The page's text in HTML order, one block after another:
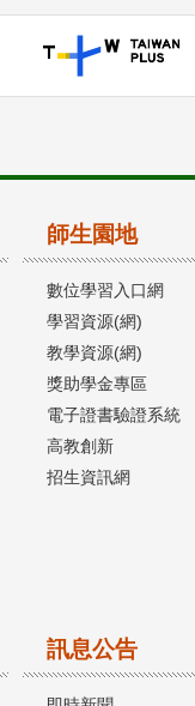
師生園地
數位學習入口網
學習資源(網)
教學資源(網)
獎助學金專區
電子證書驗證系統
高教創新
招生資訊網
訊息公告